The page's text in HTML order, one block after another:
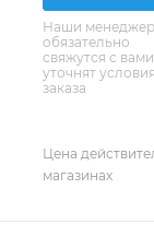
Наши
обязательно
свяжутся с
уточнят условия
заказа
Цена
магазинах